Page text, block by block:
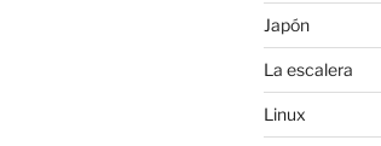
Japón
La escalera
Linux